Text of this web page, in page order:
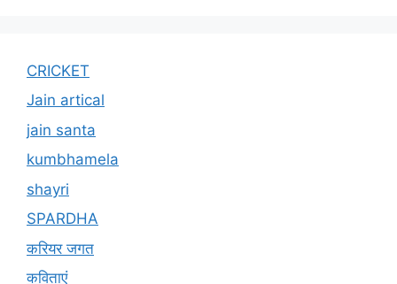
CRICKET
Jain artical
jain santa
kumbhamela
shayri
SPARDHA
करियर जगत
कविताएं